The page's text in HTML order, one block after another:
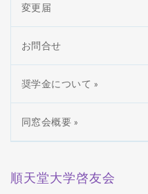
変更届
お問合せ
奨学金について »
同窓会概要 »
順天堂大学啓友会